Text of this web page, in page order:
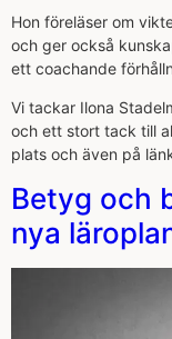
Hon föreläser om
och ger också
ett coachande
Vi tackar Ilona
och ett stort tack till
plats och även på
Betyg och
nya